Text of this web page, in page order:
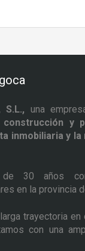
S.L., una
construcción y
inmobiliaria y la
de 30 años
en la provincia
trayectoria
con una